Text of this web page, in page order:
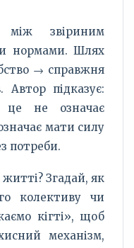
звіриним
нормами. Шлях
→ справжня
Автор підказує:
це не означає
мати силу
потреби.
Згадай, як
колективу чи
кігті», щоб
механізм,